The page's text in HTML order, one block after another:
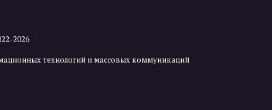
2026
технологий и массовых коммуникаций